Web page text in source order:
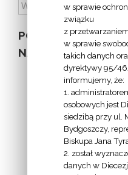
POZOSTAŁE
NA STRONIE
INFORMACJE
Z
EKAI.PL:
w sprawie
związku
z
w sprawie
takich danych
dyrektywy 95/
informujemy, że:
1.
osobowych jest
siedzibą przy ul.
Bydgoszczy,
Biskupa Jana
2. został
danych w